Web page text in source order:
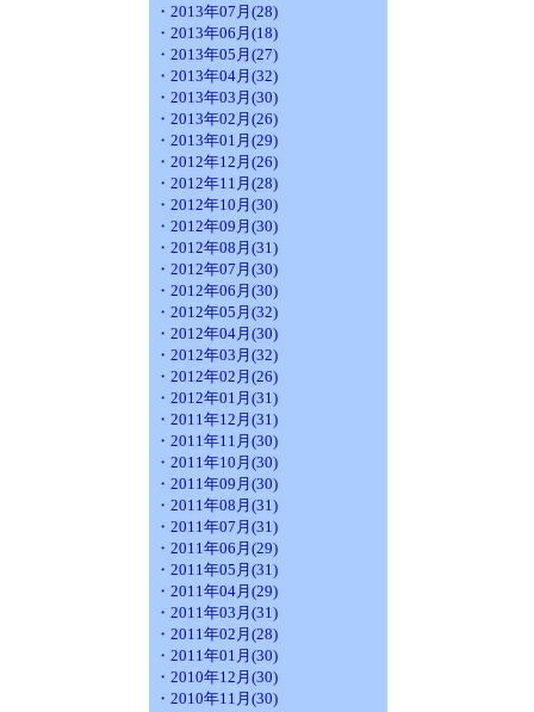
・2013年07月(28)
・2013年06月(18)
・2013年05月(27)
・2013年04月(32)
・2013年03月(30)
・2013年02月(26)
・2013年01月(29)
・2012年12月(26)
・2012年11月(28)
・2012年10月(30)
・2012年09月(30)
・2012年08月(31)
・2012年07月(30)
・2012年06月(30)
・2012年05月(32)
・2012年04月(30)
・2012年03月(32)
・2012年02月(26)
・2012年01月(31)
・2011年12月(31)
・2011年11月(30)
・2011年10月(30)
・2011年09月(30)
・2011年08月(31)
・2011年07月(31)
・2011年06月(29)
・2011年05月(31)
・2011年04月(29)
・2011年03月(31)
・2011年02月(28)
・2011年01月(30)
・2010年12月(30)
・2010年11月(30)